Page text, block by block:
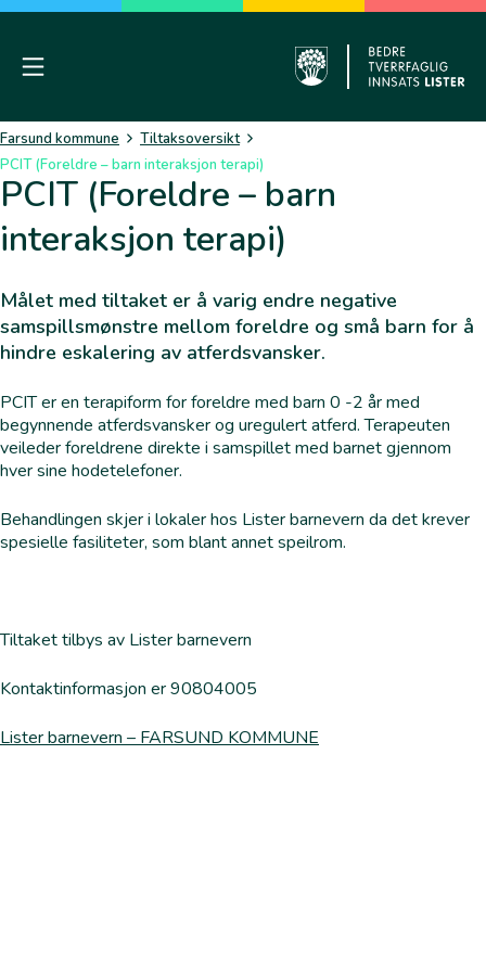
Skip
contentMobile Menu
Farsund
Farsund kommune
Tiltaksoversikt
PCIT (Foreldre – barn interaksjon terapi)
PCIT (Foreldre – barn
interaksjon terapi)
Målet med tiltaket er å varig endre negative
samspillsmønstre mellom foreldre og små barn for å
hindre eskalering av atferdsvansker.
PCIT er en terapiform for foreldre med barn 0 -2 år med
begynnende atferdsvansker og uregulert atferd. Terapeuten
veileder foreldrene direkte i samspillet med barnet gjennom
hver sine hodetelefoner.
Behandlingen skjer i lokaler hos Lister barnevern da det krever
spesielle fasiliteter, som blant annet speilrom.
Tiltaket tilbys av Lister barnevern
Kontaktinformasjon er 90804005
Lister barnevern – FARSUND KOMMUNE